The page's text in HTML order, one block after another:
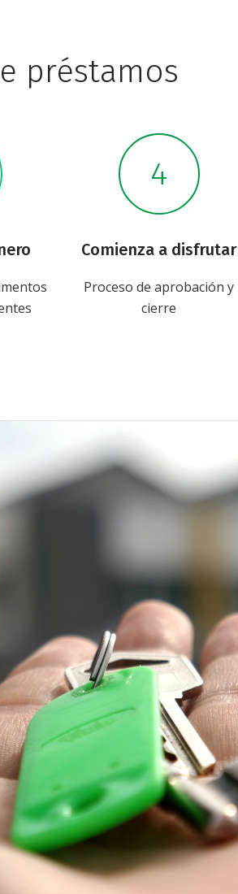
préstamos
Comienza a disfrutar
Proceso de aprobación y
cierre